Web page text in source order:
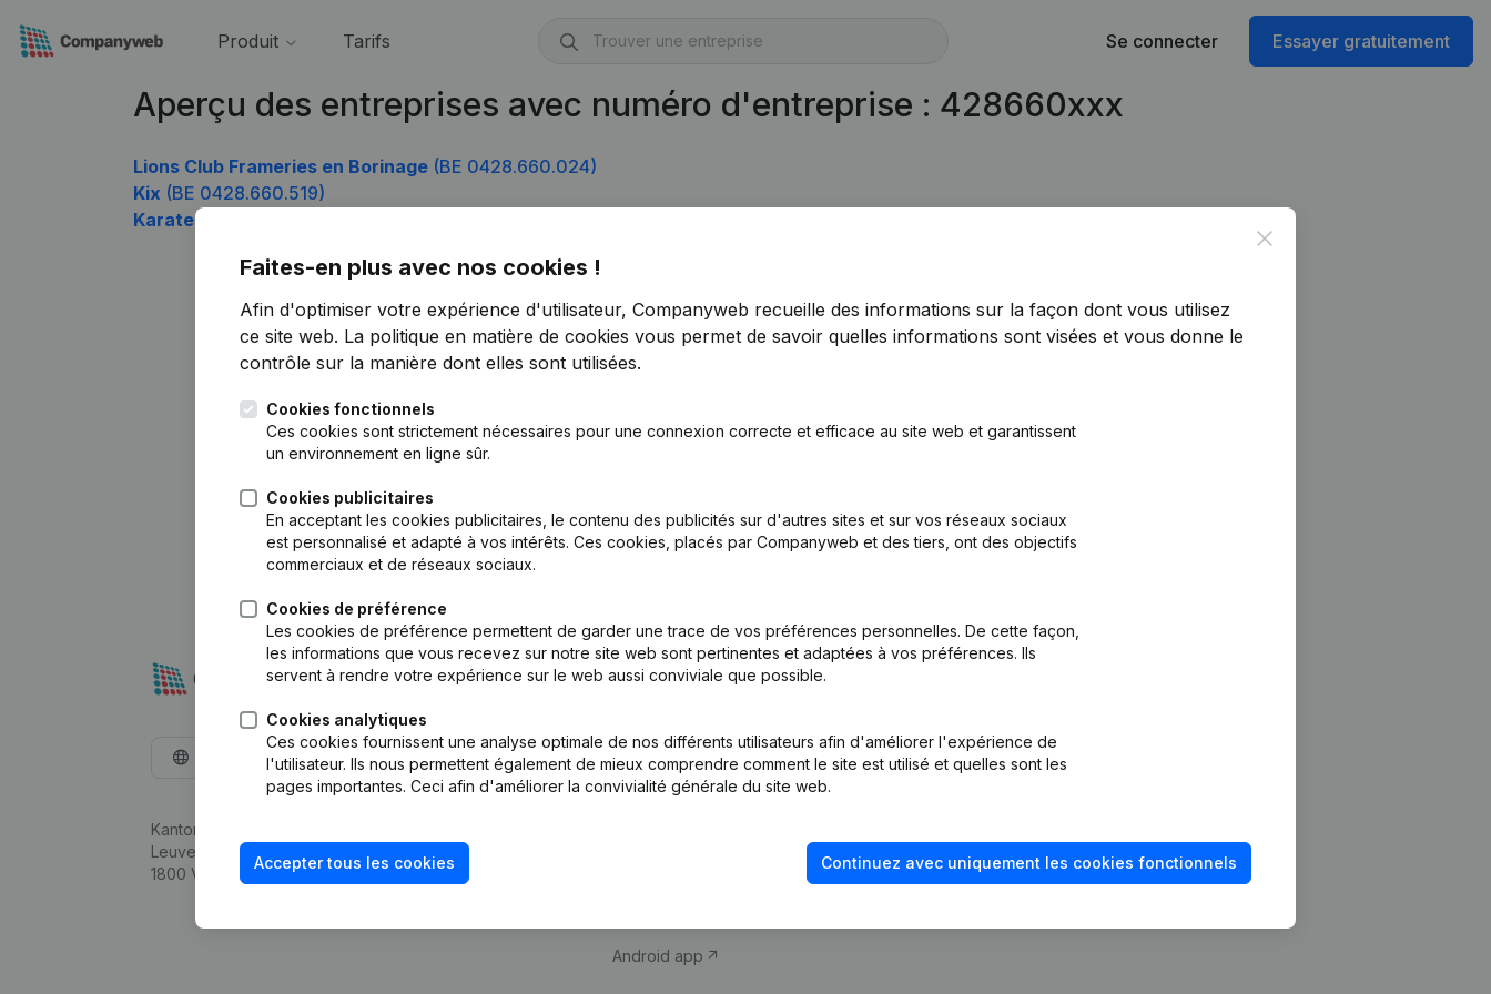
Produit Tarifs Se connecter Essayer gratuitement
Aperçu des entreprises avec numéro d'entreprise : 428660xxx
Lions Club Frameries en Borinage (BE 0428.660.024)
Kix (BE 0428.660.519)
Karateclub Samoerai Leuven
Close
Faites-en plus avec nos cookies !
Afin d'optimiser votre expérience d'utilisateur, Companyweb recueille des informations sur la façon dont vous utilisez
ce site web. La politique en matière de cookies vous permet de savoir quelles informations sont visées et vous donne le
contrôle sur la manière dont elles sont utilisées.
Cookies fonctionnels
Ces cookies sont strictement nécessaires pour une connexion correcte et efficace au site web et garantissent
un environnement en ligne sûr.
Cookies publicitaires
En acceptant les cookies publicitaires, le contenu des publicités sur d'autres sites et sur vos réseaux sociaux
est personnalisé et adapté à vos intérêts. Ces cookies, placés par Companyweb et des tiers, ont des objectifs
commerciaux et de réseaux sociaux.
Cookies de préférence
Les cookies de préférence permettent de garder une trace de vos préférences personnelles. De cette façon,
les informations que vous recevez sur notre site web sont pertinentes et adaptées à vos préférences. Ils
servent à rendre votre expérience sur le web aussi conviviale que possible.
Cookies analytiques
Ces cookies fournissent une analyse optimale de nos différents utilisateurs afin d'améliorer l'expérience de
l'utilisateur. Ils nous permettent également de mieux comprendre comment le site est utilisé et quelles sont les
pages importantes. Ceci afin d'améliorer la convivialité générale du site web.
Accepter tous les cookies Continuez avec uniquement les cookies fonctionnels
Français
Kantorenpark Everest
Leuvensesteenweg 248D,
1800 Vilvoorde
Produit
d’entreprise
Monitoring
Android app
fraude
Consulter des comptes annuels
Vérification de la solvabilité